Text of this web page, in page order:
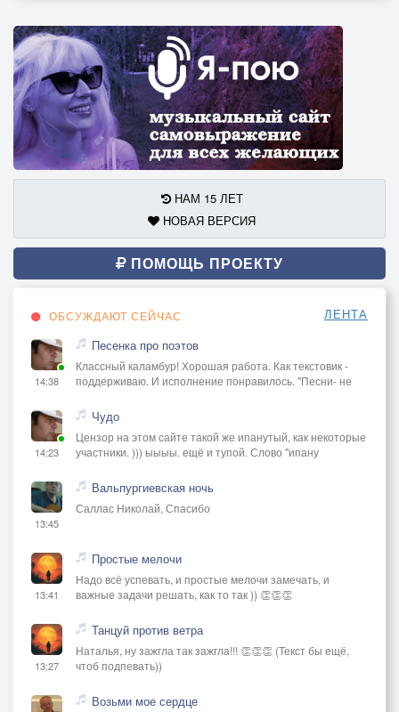
НАМ 15 ЛЕТ
НОВАЯ ВЕРСИЯ
ПОМОЩЬ ПРОЕКТУ
ОБСУЖДАЮТ СЕЙЧАС ЛЕНТА
14:38
Песенка про поэтов
Классный каламбур! Хорошая работа. Как текстовик -
поддерживаю. И исполнение понравилось. "Песни- не
14:23
Чудо
Цензор на этом сайте такой же ипанутый, как некоторые
участники. ))) ыыыы. ещё и тупой. Слово "ипану
13:45
Вальпургиевская ночь
Саллас Николай, Спасибо
13:41
Простые мелочи
Надо всё успевать, и простые мелочи замечать, и
важные задачи решать, как то так )) 👏👏👏
13:27
Танцуй против ветра
Наталья, ну зажгла так зажгла!!! 👏👏👏 (Текст бы ещё,
чтоб подпевать))
Возьми мое сердце